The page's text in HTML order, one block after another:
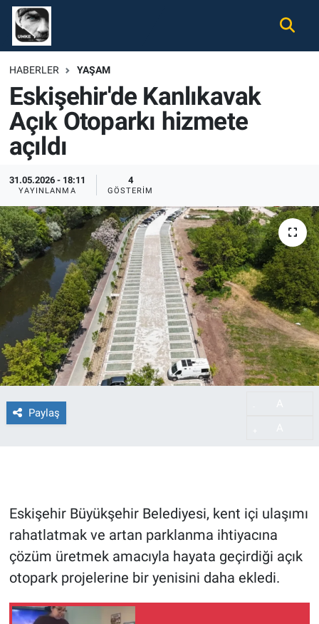
HABERLER YAŞAM
Eskişehir'de Kanlıkavak
Açık Otoparkı hizmete
açıldı
31.05.2026 - 18:11
YAYINLANMA
4
GÖSTERIM
Paylaş
Eskişehir Büyükşehir Belediyesi, kent içi ulaşımı
rahatlatmak ve artan parklanma ihtiyacına
çözüm üretmek amacıyla hayata geçirdiği açık
otopark projelerine bir yenisini daha ekledi.
Gündem
Ekonomi
Spor
Tüm Haberler
İletişim
Künye
Nöbetçi Eczaneler
Hava Durumu
Namaz Vakitleri
Süper Lig Puan Durumu ve Fikstür
Tüm Manşetler
Son Dakika Haberleri
Haber Arşivi